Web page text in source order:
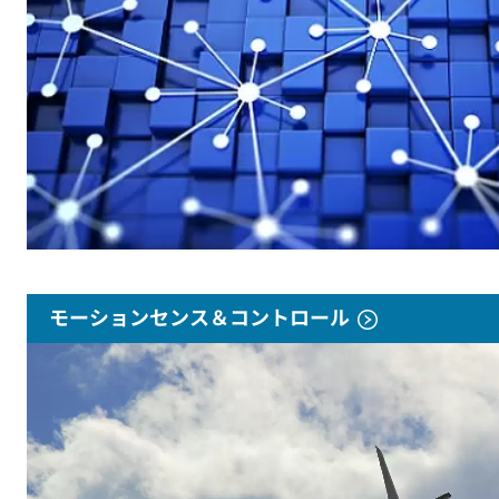
モーションセンス＆コントロール